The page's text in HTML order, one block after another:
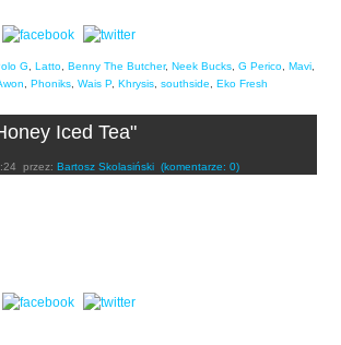
G Latto Benny The Butcher, Neek Bucks G Perico Mavi
Phoniks Wais P, Khrysis southside Eko Fresh
Iced Tea"
przez: Bartosz Skolasiński (komentarze: 0)